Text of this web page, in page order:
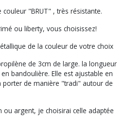
"BRUT" , très résistante.
ou liberty, vous choisissez!
de la couleur de votre choix
de 3cm de large. la longueur
bandoulière. Elle est ajustable en
de manière "tradi" autour de
argent, je choisirai celle adaptée